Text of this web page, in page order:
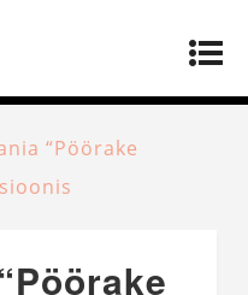
“Pöörake